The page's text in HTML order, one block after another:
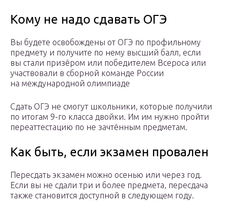
Кому не надо сдавать ОГЭ
Вы будете освобождены от ОГЭ по профильному
предмету и получите по нему высший балл, если
вы стали призёром или победителем Всероса или
участвовали в сборной команде России
на международной олимпиаде
Сдать ОГЭ не смогут школьники, которые получили
по итогам 9-го класса двойки. Им им нужно пройти
переаттестацию по не зачтённым предметам.
Как быть, если экзамен провален
Пересдать экзамен можно осенью или через год.
Если вы не сдали три и более предмета, пересдача
также становится доступной в следующем году.